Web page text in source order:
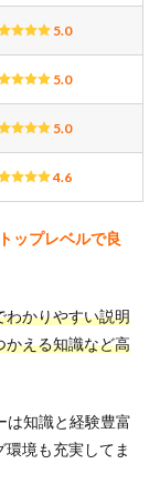
5.0
5.0
5.0
4.6
ップレベルで良
わかりやすい説明
かえる知識など高
は知識と経験豊富
境も充実してま